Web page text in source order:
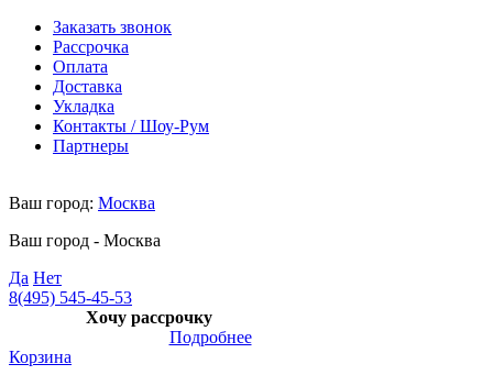
Заказать звонок
Рассрочка
Оплата
Доставка
Укладка
Контакты / Шоу-Рум
Партнеры
Ваш город: Москва
Ваш город - Москва
Да Нет
8(495) 545-45-53
Хочу рассрочку
Подробнее
Корзина